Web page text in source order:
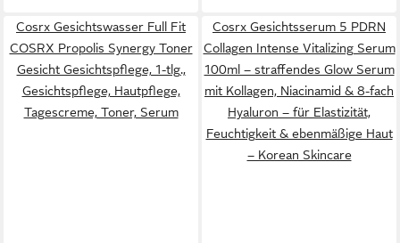
Cosrx Gesichtswasser Full Fit
COSRX Propolis Synergy Toner
Gesicht Gesichtspflege, 1-tlg.,
Gesichtspflege, Hautpflege,
Tagescreme, Toner, Serum
Cosrx Gesichtsserum 5 PDRN
Collagen Intense Vitalizing Serum
100ml – straffendes Glow Serum
mit Kollagen, Niacinamid & 8-fach
Hyaluron – für Elastizität,
Feuchtigkeit & ebenmäßige Haut
– Korean Skincare